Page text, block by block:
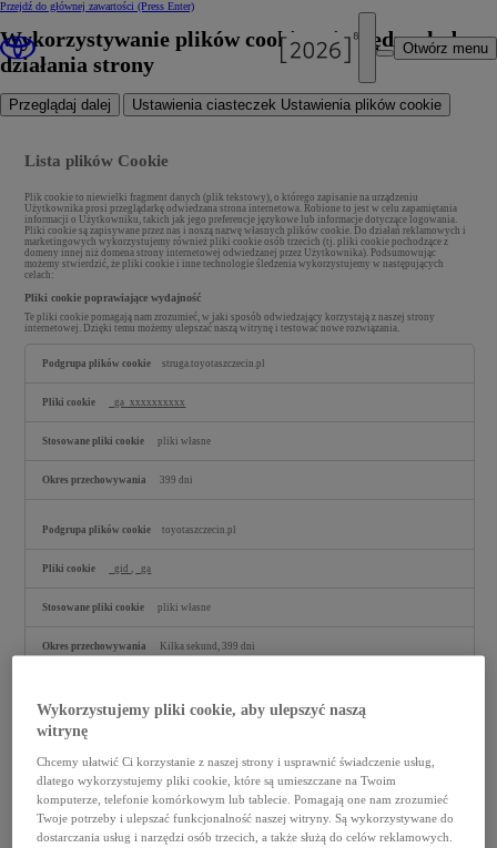
Przejdź do głównej zawartości (Press Enter)
Otwórz menu
Wykorzystywanie plików cookies niezbędnych do
działania strony
Przeglądaj dalej Ustawienia ciasteczek Ustawienia plików cookie
Lista plików Cookie
Plik cookie to niewielki fragment danych (plik tekstowy), o którego zapisanie na urządzeniu
Użytkownika prosi przeglądarkę odwiedzana strona internetowa. Robione to jest w celu zapamiętania
informacji o Użytkowniku, takich jak jego preferencje językowe lub informacje dotyczące logowania.
Pliki cookie są zapisywane przez nas i noszą nazwę własnych plików cookie. Do działań reklamowych i
marketingowych wykorzystujemy również pliki cookie osób trzecich (tj. pliki cookie pochodzące z
domeny innej niż domena strony internetowej odwiedzanej przez Użytkownika). Podsumowując
możemy stwierdzić, że pliki cookie i inne technologie śledzenia wykorzystujemy w następujących
celach:
Pliki cookie poprawiające wydajność
Te pliki cookie pomagają nam zrozumieć, w jaki sposób odwiedzający korzystają z naszej strony
internetowej. Dzięki temu możemy ulepszać naszą witrynę i testować nowe rozwiązania.
cookie
struga.toyotaszczecin.pl
_ga_xxxxxxxxxx
pliki własne
399 dni
toyotaszczecin.pl
_gid _ga
pliki własne
Kilka sekund, 399 dni
Kilka sekund
Wykorzystujemy pliki cookie, aby ulepszyć naszą
witrynę
Chcemy ułatwić Ci korzystanie z naszej strony i usprawnić świadczenie usług,
dlatego wykorzystujemy pliki cookie, które są umieszczane na Twoim
komputerze, telefonie komórkowym lub tablecie. Pomagają one nam zrozumieć
Twoje potrzeby i ulepszać funkcjonalność naszej witryny. Są wykorzystywane do
dostarczania usług i narzędzi osób trzecich, a także służą do celów reklamowych.